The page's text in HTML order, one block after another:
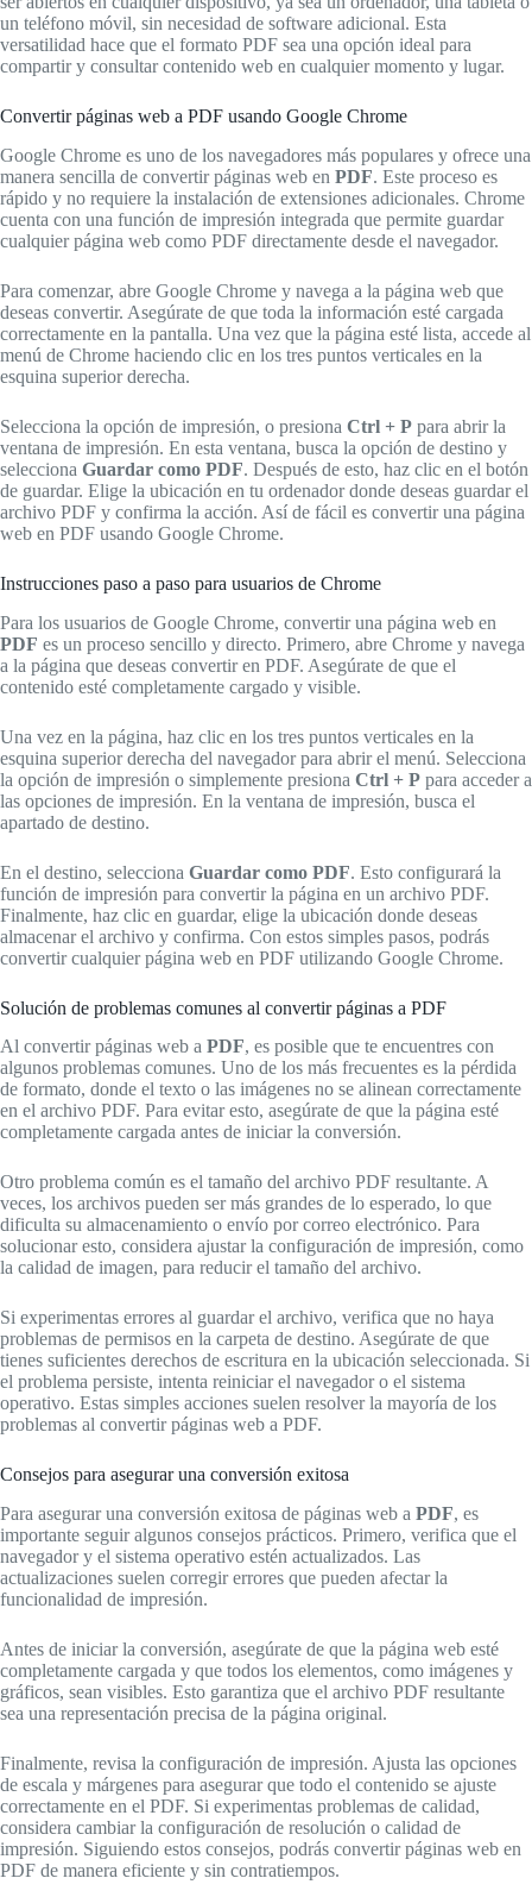
un teléfono móvil, sin necesidad de software adicional. Esta
versatilidad hace que el formato PDF sea una opción ideal para
compartir y consultar contenido web en cualquier momento y lugar.
Convertir páginas web a PDF usando Google Chrome
Google Chrome es uno de los navegadores más populares y ofrece una
manera sencilla de convertir páginas web en PDF. Este proceso es
rápido y no requiere la instalación de extensiones adicionales. Chrome
cuenta con una función de impresión integrada que permite guardar
cualquier página web como PDF directamente desde el navegador.
Para comenzar, abre Google Chrome y navega a la página web que
deseas convertir. Asegúrate de que toda la información esté cargada
correctamente en la pantalla. Una vez que la página esté lista, accede al
menú de Chrome haciendo clic en los tres puntos verticales en la
esquina superior derecha.
Selecciona la opción de impresión, o presiona Ctrl + P para abrir la
ventana de impresión. En esta ventana, busca la opción de destino y
selecciona Guardar como PDF. Después de esto, haz clic en el botón
de guardar. Elige la ubicación en tu ordenador donde deseas guardar el
archivo PDF y confirma la acción. Así de fácil es convertir una página
web en PDF usando Google Chrome.
Instrucciones paso a paso para usuarios de Chrome
Para los usuarios de Google Chrome, convertir una página web en
PDF es un proceso sencillo y directo. Primero, abre Chrome y navega
a la página que deseas convertir en PDF. Asegúrate de que el
contenido esté completamente cargado y visible.
Una vez en la página, haz clic en los tres puntos verticales en la
esquina superior derecha del navegador para abrir el menú. Selecciona
la opción de impresión o simplemente presiona Ctrl + P para acceder a
las opciones de impresión. En la ventana de impresión, busca el
apartado de destino.
En el destino, selecciona Guardar como PDF. Esto configurará la
función de impresión para convertir la página en un archivo PDF.
Finalmente, haz clic en guardar, elige la ubicación donde deseas
almacenar el archivo y confirma. Con estos simples pasos, podrás
convertir cualquier página web en PDF utilizando Google Chrome.
Solución de problemas comunes al convertir páginas a PDF
Al convertir páginas web a PDF, es posible que te encuentres con
algunos problemas comunes. Uno de los más frecuentes es la pérdida
de formato, donde el texto o las imágenes no se alinean correctamente
en el archivo PDF. Para evitar esto, asegúrate de que la página esté
completamente cargada antes de iniciar la conversión.
Otro problema común es el tamaño del archivo PDF resultante. A
veces, los archivos pueden ser más grandes de lo esperado, lo que
dificulta su almacenamiento o envío por correo electrónico. Para
solucionar esto, considera ajustar la configuración de impresión, como
la calidad de imagen, para reducir el tamaño del archivo.
Si experimentas errores al guardar el archivo, verifica que no haya
problemas de permisos en la carpeta de destino. Asegúrate de que
tienes suficientes derechos de escritura en la ubicación seleccionada. Si
el problema persiste, intenta reiniciar el navegador o el sistema
operativo. Estas simples acciones suelen resolver la mayoría de los
problemas al convertir páginas web a PDF.
Consejos para asegurar una conversión exitosa
Para asegurar una conversión exitosa de páginas web a PDF, es
importante seguir algunos consejos prácticos. Primero, verifica que el
navegador y el sistema operativo estén actualizados. Las
actualizaciones suelen corregir errores que pueden afectar la
funcionalidad de impresión.
Antes de iniciar la conversión, asegúrate de que la página web esté
completamente cargada y que todos los elementos, como imágenes y
gráficos, sean visibles. Esto garantiza que el archivo PDF resultante
sea una representación precisa de la página original.
Finalmente, revisa la configuración de impresión. Ajusta las opciones
de escala y márgenes para asegurar que todo el contenido se ajuste
correctamente en el PDF. Si experimentas problemas de calidad,
considera cambiar la configuración de resolución o calidad de
impresión. Siguiendo estos consejos, podrás convertir páginas web en
PDF de manera eficiente y sin contratiempos.